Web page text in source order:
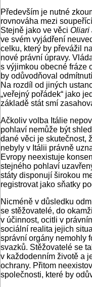
Především je nutné
rovnováha mezi
Stejně jako ve věci Oliari
ve svém vyjádření
celku, který by převážil
nové právní úpravy.
s výjimkou obecné fráze
by odůvodňoval
Na rozdíl od jiných
„veřejný pořádek“ jako
základě stát smí
Ačkoliv volba Itálie
pohlaví nemůže být
dané věci je skutečnost,
nebyly v Itálii právně
Evropy neexistuje
stejného pohlaví
státy disponují širokou
registrovat jako sňatky
Nicméně v důsledku
se stěžovatelé, do
v účinnost, ocitli v
sociální realita jejich
správní orgány nemohly
svazků. Stěžovatelé se
v každodenním životě a
ochrany. Přitom
společnosti, které by